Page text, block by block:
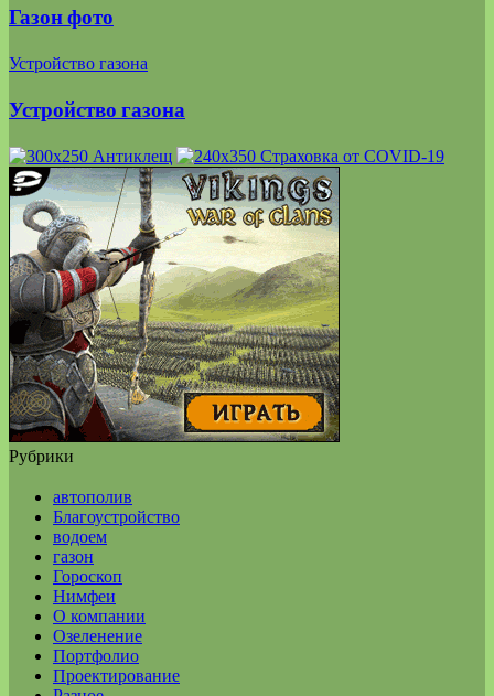
Газон фото
Устройство газона
Устройство газона
Рубрики
автополив
Благоустройство
водоем
газон
Гороскоп
Нимфеи
О компании
Озеленение
Портфолио
Проектирование